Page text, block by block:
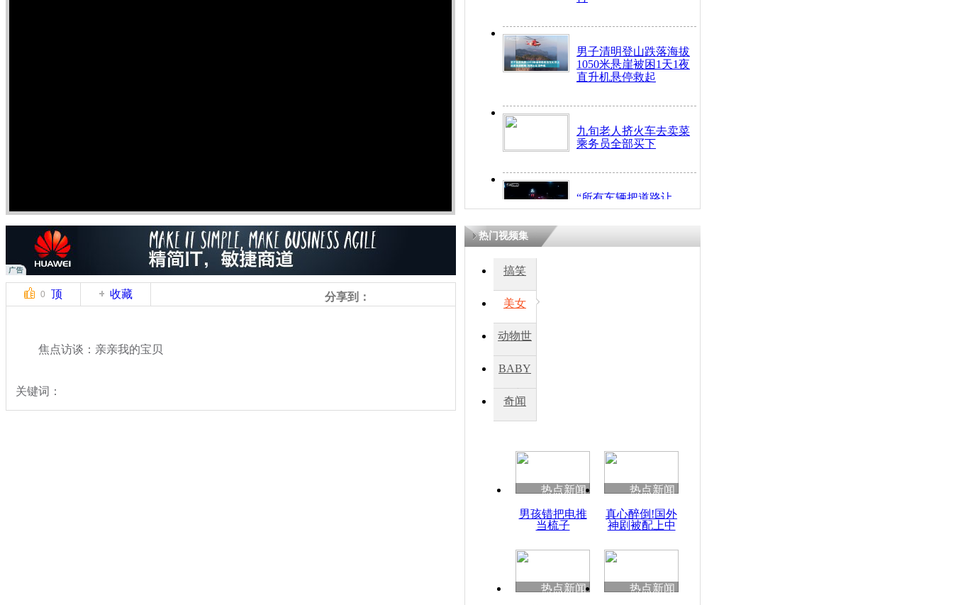
男子清明登山跌落海拔
1050米悬崖被困1天1夜
直升机悬停救起
九旬老人挤火车去卖菜
乘务员全部买下
“所有车辆把道路让
开！”儿童突发疾病交
因
度苗族花山节
魂
0 顶 收藏 分享到：
焦点访谈：亲亲我的宝贝
关键词：
热门视频集
搞笑
美女
动物世
BABY
秀
奇闻
热点新闻
男孩错把电推
当梳子
热点新闻
真心醉倒!国外
神剧被配上中
热点新闻
热点新闻